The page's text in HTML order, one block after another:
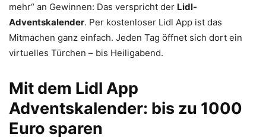
mehr“ an Gewinnen: Das verspricht der Lidl-
Adventskalender. Per kostenloser Lidl App ist das
Mitmachen ganz einfach. Jeden Tag öffnet sich dort ein
virtuelles Türchen – bis Heiligabend.
Mit dem Lidl App
Adventskalender: bis zu 1000
Euro sparen